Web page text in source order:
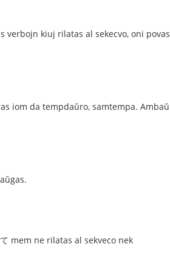
kiuj rilatas al sekecvo, oni povas
iom da tempdaŭro, samtempa. Ambaŭ
mem ne rilatas al sekveco nek